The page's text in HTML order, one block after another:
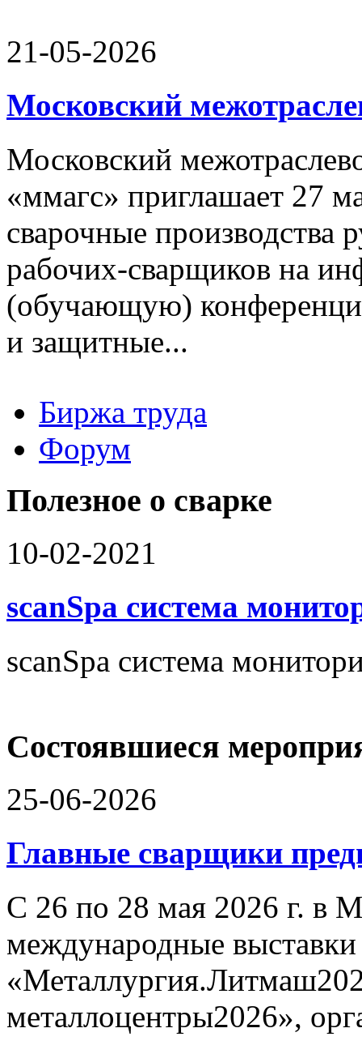
21-05-2026
Московский
Московский
«ммагс» приглашает 27
сварочные производства
рабочих-сварщиков на
(обучающую)
и защитные...
Биржа труда
Работодателю
Соискателю
Форум
Полезное о сварке
10-02-2021
scanSpa система
scanSpa система
Состоявшиеся
25-06-2026
Главные сварщики
С 26 по 28 мая 2026 г. в
международные
металлоцентры2026»,